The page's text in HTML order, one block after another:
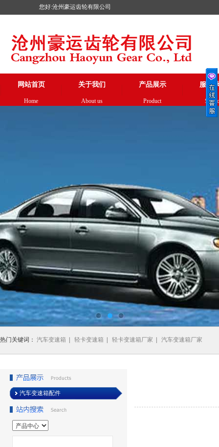
您好:沧州豪运齿轮有限公司
网站首页
Home
关于我们
About us
产品展示
Product
服务
热门关键词： 汽车变速箱 轻卡变速箱 轻卡变速箱厂家 汽车变速箱厂家
汽车变速箱配件